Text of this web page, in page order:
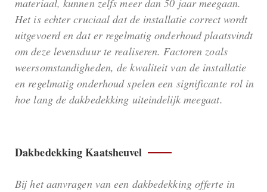
materiaal, kunnen zelfs meer dan 50 jaar meegaan.
Het is echter cruciaal dat de installatie correct wordt
uitgevoerd en dat er regelmatig onderhoud plaatsvindt
om deze levensduur te realiseren. Factoren zoals
weersomstandigheden, de kwaliteit van de installatie
en regelmatig onderhoud spelen een significante rol in
hoe lang de dakbedekking uiteindelijk meegaat.
Dakbedekking Kaatsheuvel
Bij het aanvragen van een dakbedekking offerte in